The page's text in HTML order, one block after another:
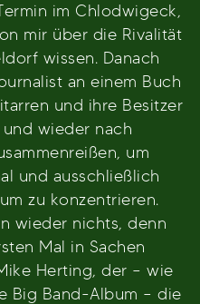
im Chlodwigeck,
mir über die Rivalität
wissen. Danach
an einem Buch
und ihre Besitzer
wieder nach
um
und ausschließlich
zu konzentrieren.
wieder nichts, denn
Mal in Sachen
Herting, der – wie
Big Band-Album – die